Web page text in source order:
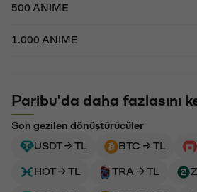
500 ANIME
1.000 ANIME
Paribu'da daha fazlasını
Son gezilen dönüştürücüler
USDT → TL
BTC → TL
HOT → TL TRA → TL